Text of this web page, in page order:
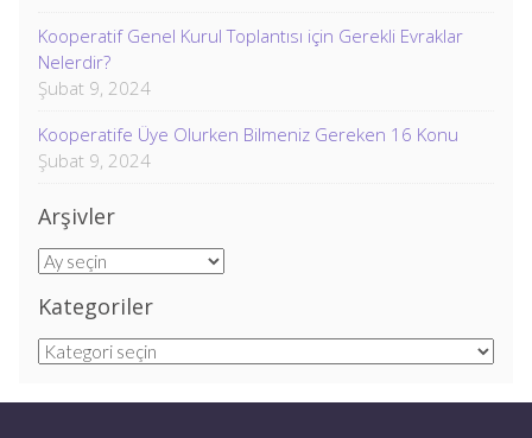
Kooperatif Genel Kurul Toplantısı için Gerekli Evraklar
Nelerdir?
Şubat 9, 2024
Kooperatife Üye Olurken Bilmeniz Gereken 16 Konu
Şubat 9, 2024
Arşivler
Arşivler
Kategoriler
Kategoriler